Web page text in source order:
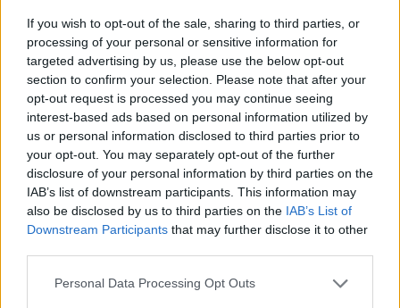
If you wish to opt-out of the sale, sharing to third parties, or
processing of your personal or sensitive information for
targeted advertising by us, please use the below opt-out
section to confirm your selection. Please note that after your
opt-out request is processed you may continue seeing
interest-based ads based on personal information utilized by
us or personal information disclosed to third parties prior to
your opt-out. You may separately opt-out of the further
disclosure of your personal information by third parties on the
IAB’s list of downstream participants. This information may
also be disclosed by us to third parties on the IAB’s List of
Downstream Participants that may further disclose it to other
Personal Data Processing Opt Outs
ζητήσει από τους δύο ηγέτες να
εντατικοποιήσουν τις προσπάθειές τους"
Εγγραφή στο newsletter